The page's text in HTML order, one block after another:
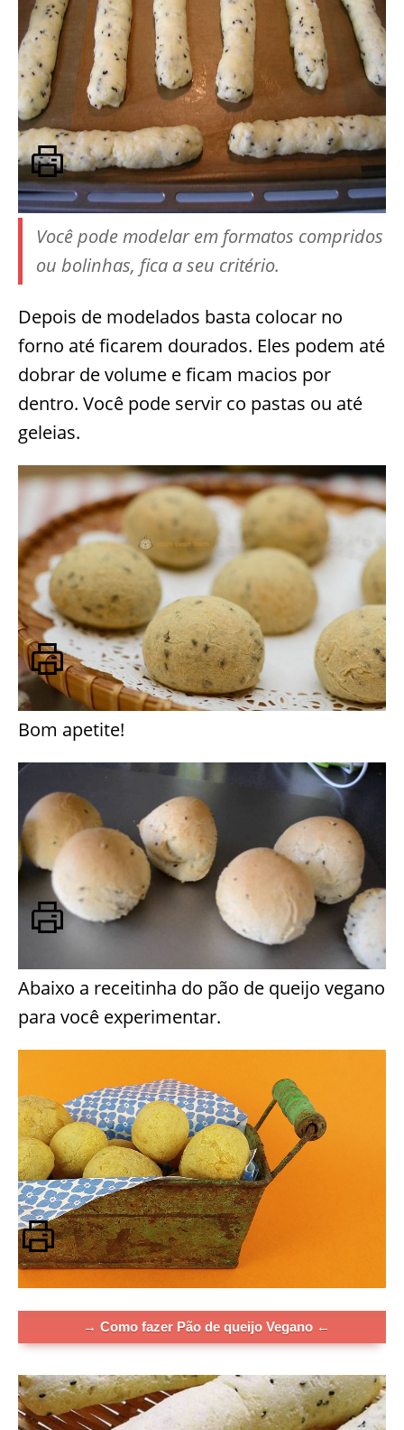
Você pode modelar em formatos compridos
ou bolinhas, fica a seu critério.
Depois de modelados basta colocar no
forno até ficarem dourados. Eles podem até
dobrar de volume e ficam macios por
dentro. Você pode servir co pastas ou até
geleias.
Bom apetite!
Abaixo a receitinha do pão de queijo vegano
para você experimentar.
→ Como fazer Pão de queijo Vegano ←